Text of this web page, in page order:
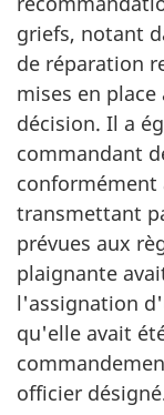
griefs, notant
de réparation
mises en
décision. Il a
commandant
conformément
transmettant
prévues aux
plaignante
l'assignation
qu'elle avait
officier